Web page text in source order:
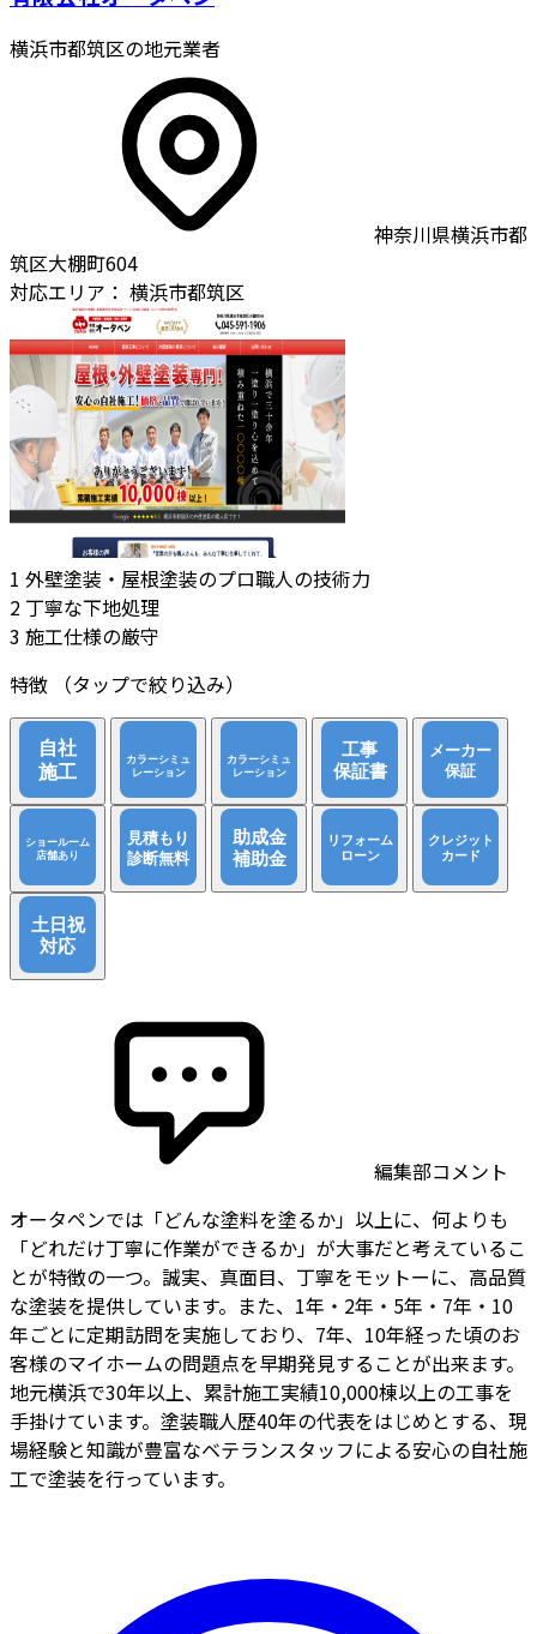
横浜市都筑区の地元業者
神奈川県横浜市都
筑区大棚町604
対応エリア： 横浜市都筑区
1 外壁塗装・屋根塗装のプロ職人の技術⼒
2 丁寧な下地処理
3 施工仕様の厳守
特徴
（タップで絞り込み）
編集部コメント
オータペンでは「どんな塗料を塗るか」以上に、何よりも
「どれだけ丁寧に作業ができるか」が大事だと考えているこ
とが特徴の一つ。誠実、真面目、丁寧をモットーに、高品質
な塗装を提供しています。また、1年・2年・5年・7年・10
年ごとに定期訪問を実施しており、7年、10年経った頃のお
客様のマイホームの問題点を早期発見することが出来ます。
地元横浜で30年以上、累計施工実績10,000棟以上の工事を
手掛けています。塗装職人歴40年の代表をはじめとする、現
場経験と知識が豊富なベテランスタッフによる安心の自社施
工で塗装を行っています。